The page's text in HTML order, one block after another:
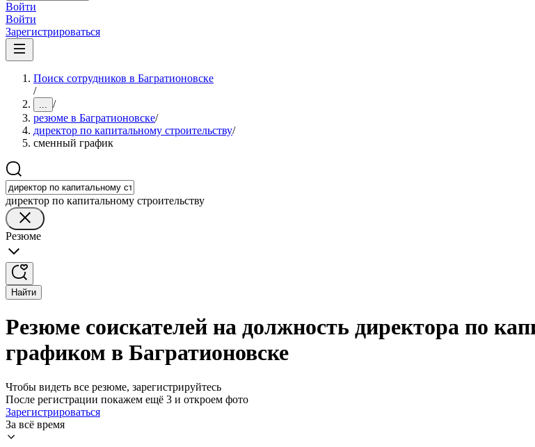
Войти
Войти
Зарегистрироваться
Поиск сотрудников в Багратионовске
/
... /
резюме в Багратионовске/
директор по капитальному строительству/
сменный график
директор по капитальному строительству
Резюме
Найти
Резюме соискателей на должность директора по
графиком в Багратионовске
Чтобы видеть все резюме, зарегистрируйтесь
После регистрации покажем ещё 3 и откроем фото
Зарегистрироваться
За всё время